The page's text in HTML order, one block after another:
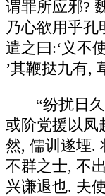
谓罪所应邪?
乃心欲用乎孔
遣之曰:‘义不
’其鞭挞九有,
“纷扰日
或阶党援以凤
然, 儒训遂堙.
不群之士, 不
兴谦退也. 夫